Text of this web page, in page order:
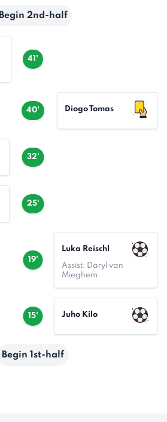
Begin 2nd-half
41'
40' Diogo Tomas
32'
25'
19'
Luka Reischl
Assist: Daryl van
Mieghem
15' Juho Kilo
Begin 1st-half